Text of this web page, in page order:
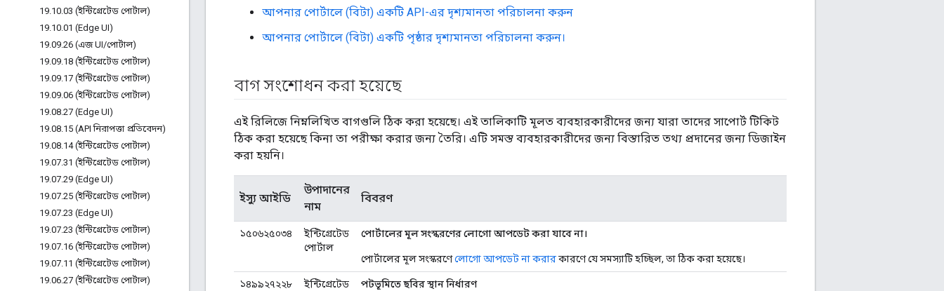
19.10.03 (ইন্টিগ্রেটেড পোর্টাল)
19.10.01 (Edge UI)
19.09.26 (এজ UI/পোর্টাল)
19.09.18 (ইন্টিগ্রেটেড পোর্টাল)
19.09.17 (ইন্টিগ্রেটেড পোর্টাল)
19.09.06 (ইন্টিগ্রেটেড পোর্টাল)
19.08.27 (Edge UI)
19.08.15 (API নিরাপত্তা প্রতিবেদন)
19.08.14 (ইন্টিগ্রেটেড পোর্টাল)
19.07.31 (ইন্টিগ্রেটেড পোর্টাল)
19.07.29 (Edge UI)
19.07.25 (ইন্টিগ্রেটেড পোর্টাল)
19.07.23 (Edge UI)
19.07.23 (ইন্টিগ্রেটেড পোর্টাল)
19.07.16 (ইন্টিগ্রেটেড পোর্টাল)
19.07.11 (ইন্টিগ্রেটেড পোর্টাল)
19.06.27 (ইন্টিগ্রেটেড পোর্টাল)
আপনার পোর্টালে (বিটা) একটি API-এর দৃশ্যমানতা পরিচালনা করুন
আপনার পোর্টালে (বিটা) একটি পৃষ্ঠার দৃশ্যমানতা পরিচালনা করুন।
বাগ সংশোধন করা হয়েছে
এই রিলিজে নিম্নলিখিত বাগগুলি ঠিক করা হয়েছে। এই তালিকাটি মূলত ব্যবহারকারীদের জন্য যারা তাদের সাপোর্ট টিকিট
ঠিক করা হয়েছে কিনা তা পরীক্ষা করার জন্য তৈরি। এটি সমস্ত ব্যবহারকারীদের জন্য বিস্তারিত তথ্য প্রদানের জন্য ডিজাইন
করা হয়নি।
ইস্যু আইডি
উপাদানের
নাম
বিবরণ
১৫০৬২৫০৩৪
ইন্টিগ্রেটেড
পোর্টাল
পোর্টালের মূল সংস্করণের লোগো আপডেট করা যাবে না।
পোর্টালের মূল সংস্করণেলোগো আপডেট না করারকারণে যে সমস্যাটি হচ্ছিল, তা ঠিক করা হয়েছে।
১৪৯৯২৭২২৮
ইন্টিগ্রেটেড
পটভূমিতে ছবির স্থান নির্ধারণ